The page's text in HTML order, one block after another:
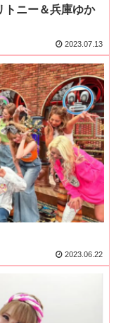
トニー＆兵庫ゆか
2023.07.13
2023.06.22